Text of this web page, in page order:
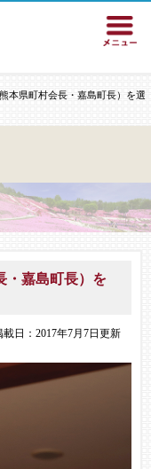
本県町村会長・嘉島町長）を選
・嘉島町長）を
日：2017年7月7日更新